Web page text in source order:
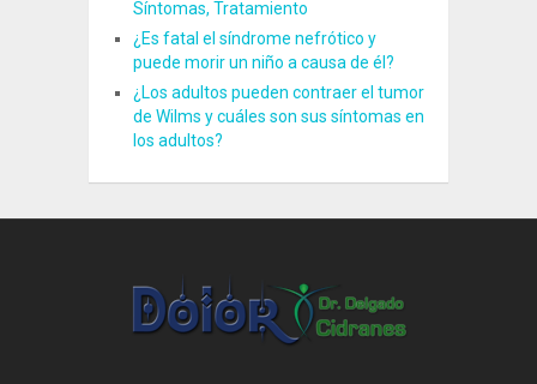
Síntomas, Tratamiento
¿Es fatal el síndrome nefrótico y
puede morir un niño a causa de él?
¿Los adultos pueden contraer el tumor
de Wilms y cuáles son sus síntomas en
los adultos?